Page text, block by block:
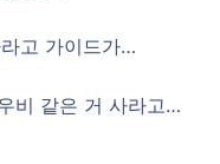
고 가이드가…
비 같은 거 사라고…